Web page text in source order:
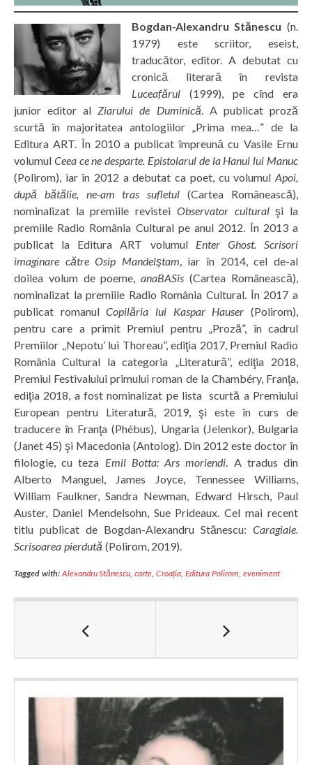
Bogdan-Alexandru Stănescu (n.
1979) este scriitor, eseist,
traducător, editor. A debutat cu
cronică literară în revista
Luceafărul (1999), pe cînd era
junior editor alZiarului de Duminică. A publicat proză
scurtă în majoritatea antologiilor „Prima mea…” de la
Editura ART. În 2010 a publicat împreună cu Vasile Ernu
volumul Ceea ce ne desparte. Epistolarul de la Hanul lui Manuc
(Polirom), iar în 2012 a debutat ca poet, cu volumul Apoi,
după bătălie, ne-am tras sufletul (Cartea Românească),
nominalizat la premiile revistei Observator culturalşi la
premiile Radio România Cultural pe anul 2012. În 2013 a
publicat la Editura ART volumul Enter Ghost. Scrisori
imaginare către Osip Mandelştam, iar în 2014, cel de-al
doilea volum de poeme,anaBASis (Cartea Românească),
nominalizat la premiile Radio România Cultural. În 2017 a
publicat romanulCopilăria lui Kaspar Hauser(Polirom),
pentru care a primit Premiul pentru „Proză”, în cadrul
Premiilor „Nepotu’ lui Thoreau”, ediţia 2017, Premiul Radio
România Cultural la categoria „Literatură”, ediţia 2018,
Premiul Festivalului primului roman de la Chambéry, Franţa,
ediţia 2018, a fost nominalizat pe lista scurtă a Premiului
European pentru Literatură, 2019, şi este în curs de
traducere în Franţa (Phébus), Ungaria (Jelenkor), Bulgaria
(Janet 45) şi Macedonia (Antolog). Din 2012 este doctor în
filologie, cu teza Emil Botta: Ars moriendi. A tradus din
Alberto Manguel, James Joyce, Tennessee Williams,
William Faulkner, Sandra Newman, Edward Hirsch, Paul
Auster, Daniel Mendelsohn, Sue Prideaux. Cel mai recent
titlu publicat de Bogdan-Alexandru Stănescu: Caragiale.
Scrisoarea pierdută (Polirom, 2019).
Tagged with:Alexandru Stănescu,carte,Croația, Editura Polirom, eveniment